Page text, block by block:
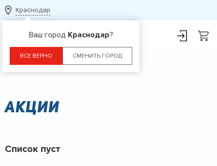
Краснодар
Ваш город Краснодар?
ВСЕ ВЕРНО СМЕНИТЬ ГОРОД
Акции
Список пуст